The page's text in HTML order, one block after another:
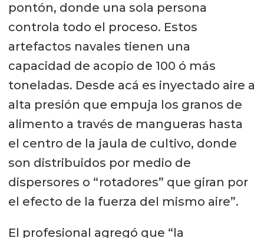
pontón, donde una sola persona
controla todo el proceso. Estos
artefactos navales tienen una
capacidad de acopio de 100 ó más
toneladas. Desde acá es inyectado aire a
alta presión que empuja los granos de
alimento a través de mangueras hasta
el centro de la jaula de cultivo, donde
son distribuidos por medio de
dispersores o “rotadores” que giran por
el efecto de la fuerza del mismo aire”.
El profesional agregó que “la